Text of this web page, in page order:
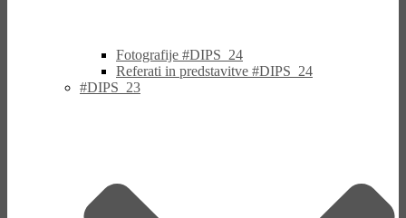
Fotografije #DIPS_24
Referati in predstavitve #DIPS_24
#DIPS_23